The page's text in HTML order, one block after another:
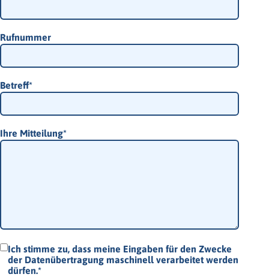
Rufnummer
Betreff*
Ihre Mitteilung*
Ich stimme zu, dass meine Eingaben für den Zwecke
der Datenübertragung maschinell verarbeitet werden
dürfen.*